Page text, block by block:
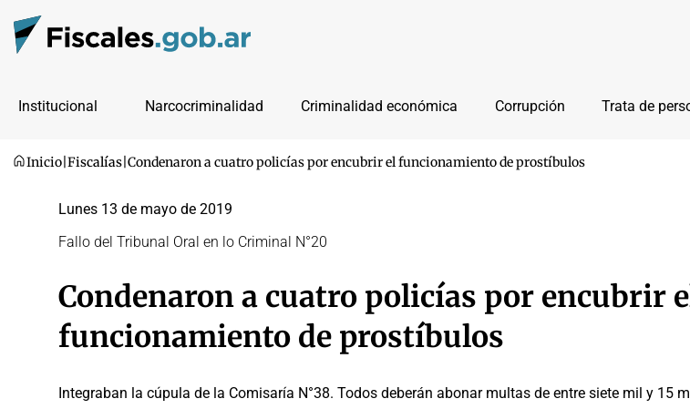
Institucional Narcocriminalidad Criminalidad económica Corrupción Trata de
Inicio Fiscalías Condenaron a cuatro policías por encubrir el funcionamiento de prostíbulos
Lunes 13 de mayo de 2019
Fallo del Tribunal Oral en lo Criminal N°20
Condenaron a cuatro policías por encubrir
funcionamiento de prostíbulos
Integraban la cúpula de la Comisaría N°38. Todos deberán abonar multas de entre siete mil y 15